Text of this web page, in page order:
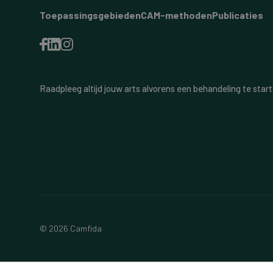
ToepassingsgebiedenCAM-methodenPublicaties
Raadpleeg altijd jouw arts alvorens een behandeling te
© 2026 Camfida